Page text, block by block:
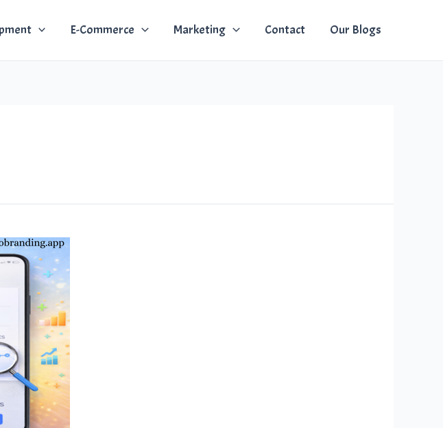
E-Commerce Marketing Contact Our Blogs